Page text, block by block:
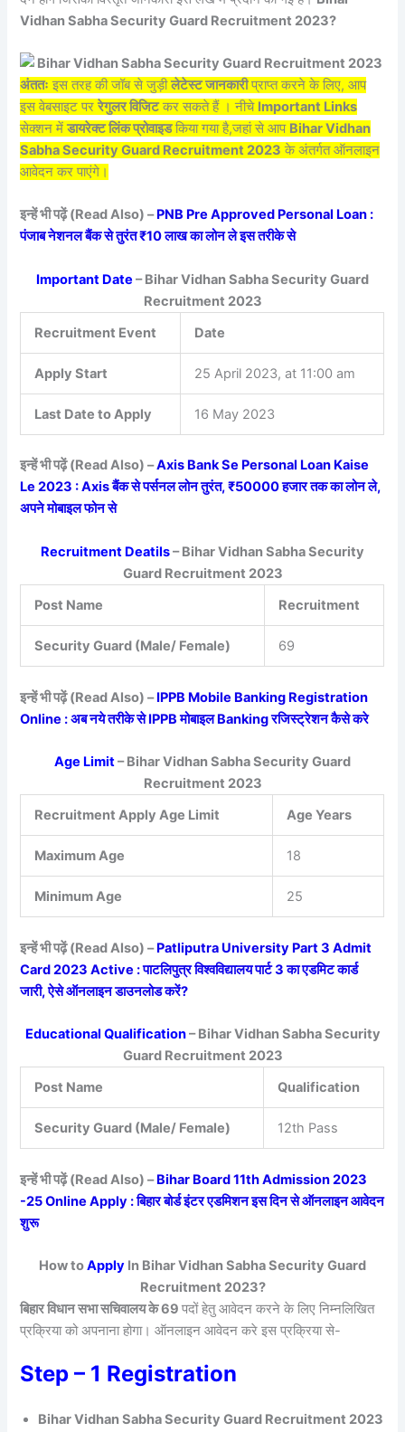
Vidhan Sabha Security Guard Recruitment 2023?
अंततः इस तरह की जॉब से जुड़ीलेटेस्ट जानकारीप्राप्त करने के लिए, आप
इस वेबसाइट पररेगुलर विजिटकर सकते हैं । नीचे Important Links
सेक्शन मेंडायरेक्ट लिंक प्रोवाइडकिया गया है,जहां से आप Bihar Vidhan
Sabha Security Guard Recruitment 2023 के अंतर्गत ऑनलाइन
आवेदन कर पाएंगे।
इन्हें भी पढ़ें (Read Also) –PNB Pre Approved Personal Loan :
पंजाब नेशनल बैंक से तुरंत ₹10 लाख का लोन ले इस तरीके से
Important Date – Bihar Vidhan Sabha Security Guard
Recruitment 2023
Recruitment Event
Date
Apply Start 25 April 2023, at 11:00 am
Last Date to Apply 16 May 2023
इन्हें भी पढ़ें (Read Also) –Axis Bank Se Personal Loan Kaise
Le 2023 : Axis बैंक से पर्सनल लोन तुरंत, ₹50000 हजार तक का लोन ले,
अपने मोबाइल फोन से
Recruitment Deatils– Bihar Vidhan Sabha Security
Guard Recruitment 2023
Post Name
Recruitment
Security Guard (Male/ Female) 69
इन्हें भी पढ़ें (Read Also) –IPPB Mobile Banking Registration
Online : अब नये तरीके से IPPB मोबाइल Banking रजिस्ट्रेशन कैसे करे
Age Limit– Bihar Vidhan Sabha Security Guard
Recruitment 2023
Recruitment Apply Age Limit
Age Years
Maximum Age 18
Minimum Age 25
इन्हें भी पढ़ें (Read Also) –Patliputra University Part 3 Admit
Card 2023 Active : पाटलिपुत्र विश्वविद्यालय पार्ट 3 का एडमिट कार्ड
जारी, ऐसे ऑनलाइन डाउनलोड करें?
Educational Qualification– Bihar Vidhan Sabha Security
Guard Recruitment 2023
Post Name
Qualification
Security Guard (Male/ Female) 12th Pass
इन्हें भी पढ़ें (Read Also) –Bihar Board 11th Admission 2023
-25 Online Apply : बिहार बोर्ड इंटर एडमिशन इस दिन से ऑनलाइन आवेदन
शुरू
How toApply In Bihar Vidhan Sabha Security Guard
Recruitment 2023?
बिहार विधान सभा सचिवालय के 69पदों हेतु आवेदन करने के लिए निम्नलिखित
प्रक्रिया को अपनाना होगा। ऑनलाइन आवेदन करे इस प्रक्रिया से-
Step – 1 Registration
Bihar Vidhan Sabha Security Guard Recruitment 2023